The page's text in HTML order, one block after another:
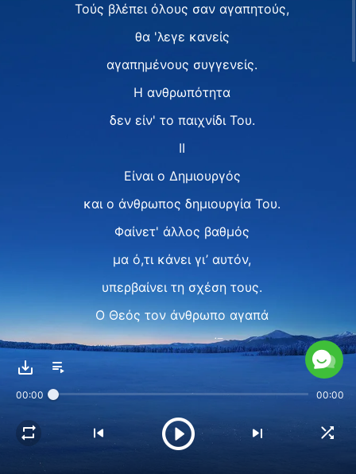
Τούς βλέπει όλους σαν αγαπητούς,
θα 'λεγε κανείς
αγαπημένους συγγενείς.
Η ανθρωπότητα
δεν είν' το παιχνίδι Του.
II
Είναι ο Δημιουργός
και ο άνθρωπος δημιουργία Του.
Φαίνετ' άλλος βαθμός
μα ό,τι κάνει γι’ αυτόν,
υπερβαίνει τη σχέση τους.
Ο Θεός τον άνθρωπο αγαπά
και τον φροντίζει,
Ακούραστα δίνει στην ανθρωπότητα,
κόπο δεν το θεωρεί,
ούτε ζητά τα εύσημα.
00:00 00:00